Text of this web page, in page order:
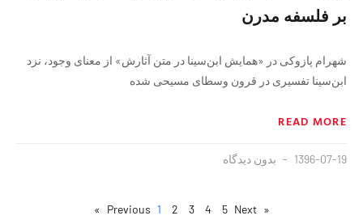
بر فلسفه مدرن
شهرام پازوکی در «همایش ابن‌سینا در متن آثارش» از معنای وجود، نزد
ابن‌سینا تفسیری در قرون وسطای مسیحی شده
READ MORE
1396-07-19 بدون دیدگاه
« Previous
1 2 3 4 5 Next »